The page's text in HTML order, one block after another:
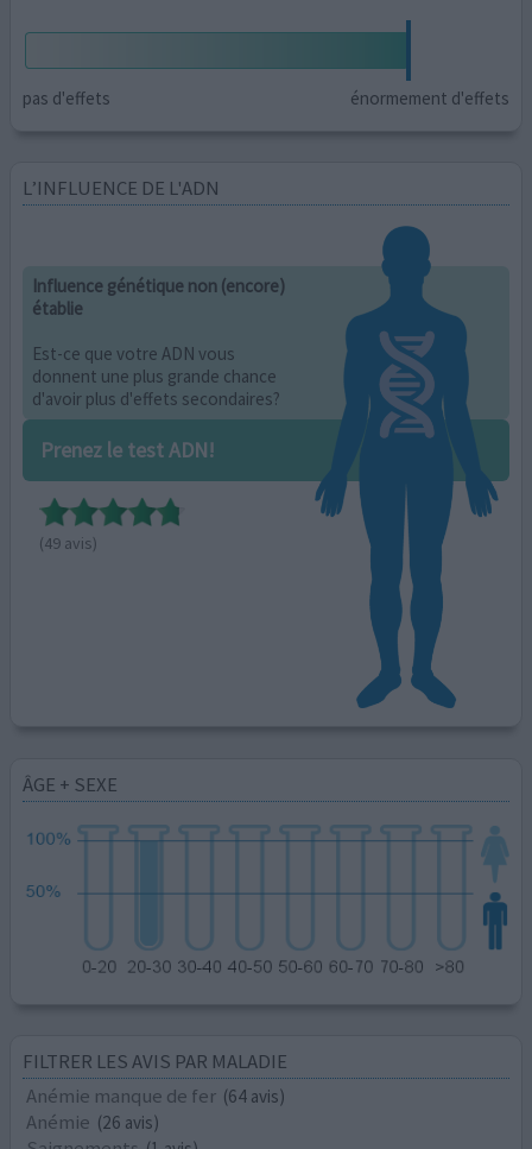
pas d'effets énormement d'effets
L’INFLUENCE DE L'ADN
Influence génétique non (encore)
établie
Est-ce que votre ADN vous
donnent une plus grande chance
d'avoir plus d'effets secondaires?
Prenez le test ADN!
(49 avis)
ÂGE + SEXE
FILTRER LES AVIS PAR MALADIE
Anémie manque de fer (64 avis)
Anémie (26 avis)